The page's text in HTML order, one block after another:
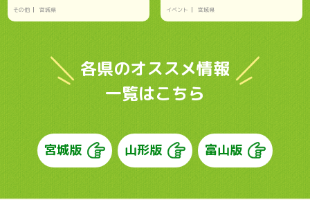
その他 宮城県 イベント 宮城県
各県のオススメ情報
一覧はこちら
宮城版 山形版 富山版